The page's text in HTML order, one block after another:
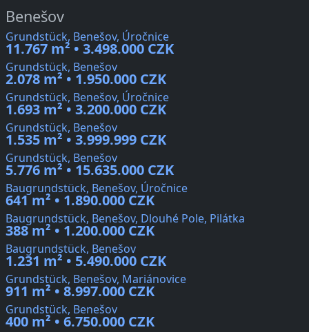
Benešov
Grundstück, Benešov, Úročnice
11.767 m² • 3.498.000 CZK
Grundstück, Benešov
2.078 m² • 1.950.000 CZK
Grundstück, Benešov, Úročnice
1.693 m² • 3.200.000 CZK
Grundstück, Benešov
1.535 m² • 3.999.999 CZK
Grundstück, Benešov
5.776 m² • 15.635.000 CZK
Baugrundstück, Benešov, Úročnice
641 m² • 1.890.000 CZK
Baugrundstück, Benešov, Dlouhé Pole, Pilátka
388 m² • 1.200.000 CZK
Baugrundstück, Benešov
1.231 m² • 5.490.000 CZK
Grundstück, Benešov, Mariánovice
911 m² • 8.997.000 CZK
Grundstück, Benešov
400 m² • 6.750.000 CZK